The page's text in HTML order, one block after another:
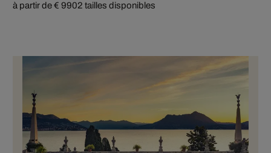
à partir de € 9902 tailles disponibles